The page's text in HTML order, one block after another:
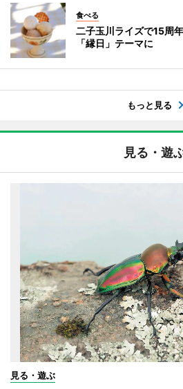
食べる
二子玉川ライズで15周
「縁日」テーマに
もっと見る
見る・遊
見る・遊ぶ